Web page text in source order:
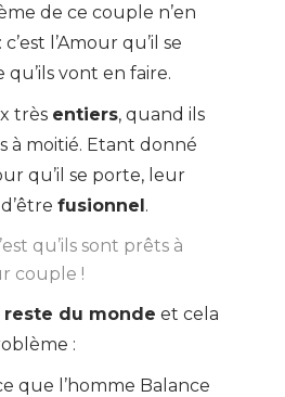
de ce couple n’en
l’Amour qu’il se
vont en faire.
très entiers, quand ils
à moitié. Etant donné
qu’il se porte, leur
fusionnel.
qu’ils sont prêts à
couple !
du monde et cela
:
que l’homme Balance